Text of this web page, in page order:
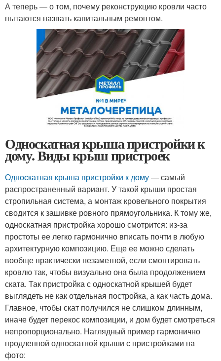
А теперь — о том, почему реконструкцию кровли часто
пытаются назвать капитальным ремонтом.
Односкатная крыша пристройки к
дому. Виды крыш пристроек
Односкатная крыша пристройки к дому— самый
распространенный вариант. У такой крыши простая
стропильная система, а монтаж кровельного покрытия
сводится к зашивке ровного прямоугольника. К тому же,
односкатная пристройка хорошо смотрится: из-за
простоты ее легко гармонично вписать почти в любую
архитектурную композицию. Еще ее можно сделать
вообще практически незаметной, если смонтировать
кровлю так, чтобы визуально она была продолжением
ската. Так пристройка с односкатной крышей будет
выглядеть не как отдельная постройка, а как часть дома.
Главное, чтобы скат получился не слишком длинным,
иначе будет перекос композиции, и дом будет смотреться
непропорционально. Наглядный пример гармонично
продленной односкатной крыши с пристройками на
фото: